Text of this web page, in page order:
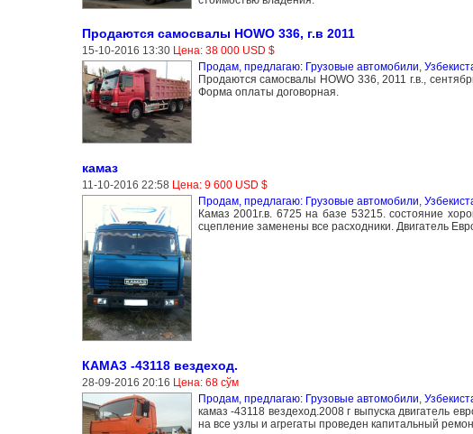
Продаются самосвалы HOWO 336, г.в 2011
15-10-2016 13:30 Цена: 38 000 USD $
Продам, предлагаю: Грузовые автомобили
Продаются самосвалы HOWO 336, 2011 г.в.,
Форма оплаты договорная.
камаз
11-10-2016 22:58 Цена: 9 600 USD $
Продам, предлагаю: Грузовые автомобили
Камаз 2001г.в. 6725 на базе 53215. состояние
сцепление заменены все расходники. Двигатель
КАМАЗ -43118 вездеход.
28-09-2016 20:16 Цена: 68 сўм
Продам, предлагаю: Грузовые автомобили,
камаз -43118 вездеход.2008 г выпуска двигатель
на все узлы и агрегаты проведен капитальный